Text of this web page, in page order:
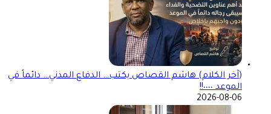
(آخر الكلام) هاشم القصاص يكتب… الدفاع المدني… دائماً في
الموعد ٠٠٠٠!!
2026-08-06